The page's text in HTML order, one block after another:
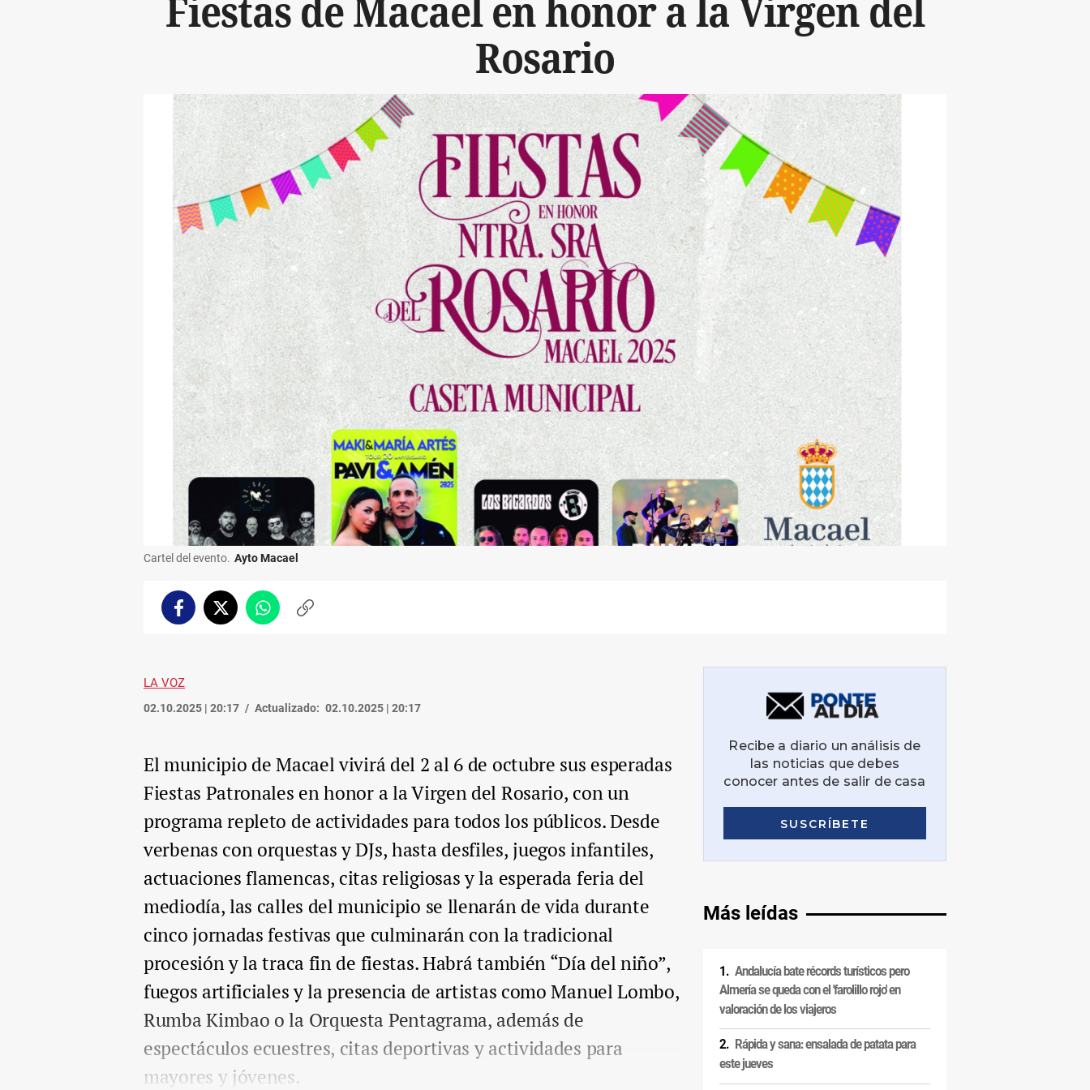
Fiestas de Macael en honor a la Virgen del
Rosario
Cartel del evento. Ayto Macael
FacebookTwitterWhatsappCopiar
LA VOZ
02.10.2025 | 20:17 Actualizado: 02.10.2025 | 20:17
El municipio de Macael vivirá del 2 al 6 de octubre sus esperadas
Fiestas Patronales en honor a la Virgen del Rosario, con un
programa repleto de actividades para todos los públicos. Desde
verbenas con orquestas y DJs, hasta desfiles, juegos infantiles,
actuaciones flamencas, citas religiosas y la esperada feria del
mediodía, las calles del municipio se llenarán de vida durante
cinco jornadas festivas que culminarán con la tradicional
procesión y la traca fin de fiestas. Habrá también “Día del niño”,
fuegos artificiales y la presencia de artistas como Manuel Lombo,
Rumba Kimbao o la Orquesta Pentagrama, además de
espectáculos ecuestres, citas deportivas y actividades para
mayores y jóvenes.
Más leídas
Andalucía bate récords turísticos pero
Almería se queda con el 'farolillo rojo' en
valoración de los viajeros
Rápida y sana: ensalada de patata para
este jueves